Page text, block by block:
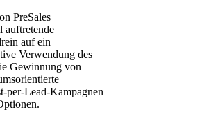
PreSales
auf ein
Verwendung des
Gewinnung von
per-Lead-Kampagnen